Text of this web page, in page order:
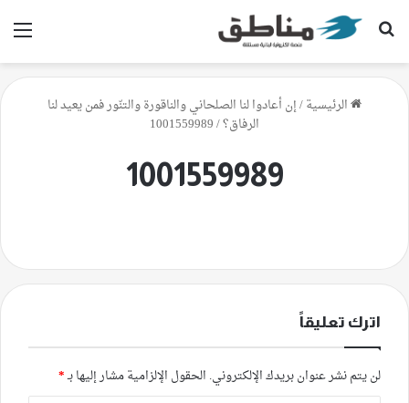
بحث عن
الرئيسية/إن أعادوا لنا الصلحاني والناقورة والتنّور فمن يعيد لنا
الرفاق؟/
1001559989
1001559989
اترك تعليقاً
لن يتم نشر عنوان بريدك الإلكتروني. الحقول الإلزامية مشار إليها بـ*